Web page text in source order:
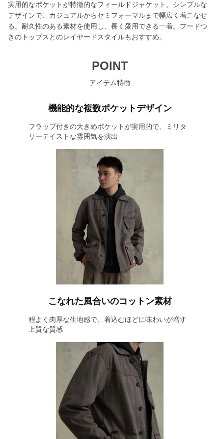
実用的なポケットが特徴的なフィールドジャケット。シンプルな
デザインで、カジュアルからセミフォーマルまで幅広く着こなせ
る。耐久性のある素材を使用し、長く愛用できる一着。フードつ
きのトップスとのレイヤードスタイルもおすすめ。
POINT
アイテム特徴
機能的な複数ポケットデザイン
フラップ付きの大きめポケットが実用的で、ミリタ
リーテイストな雰囲気を演出
こなれた風合いのコットン素材
程よく肉厚な生地感で、着込むほどに味わいが増す
上質な質感